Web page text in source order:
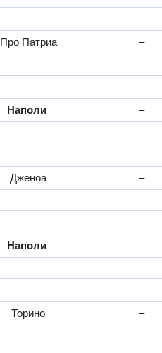
Про Патриа –
Наполи –
Дженоа –
Наполи –
Торино –